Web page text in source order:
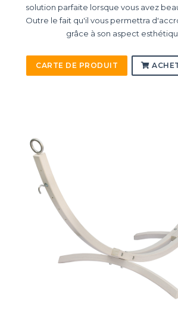
solution parfaite lorsque vous avez
Outre le fait qu'il vous permettra
grâce à son aspect
CARTE DE PRODUIT